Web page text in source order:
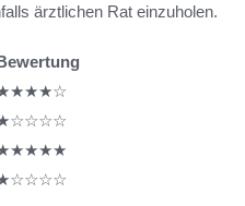
ärztlichen Rat einzuholen.